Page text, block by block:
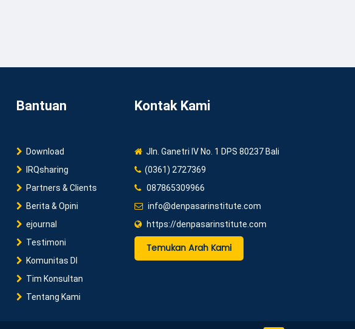
Bantuan
Download
IRQsharing
Partners & Clients
Berita & Opini
ejournal
Testimoni
Komunitas DI
Tim Konsultan
Tentang Kami
Kontak Kami
Jln. Ganetri IV No. 1 DPS 80237 Bali
(0361) 2727369
087865309966
info@denpasarinstitute.com
https://denpasarinstitute.com
Temukan Arah Kami